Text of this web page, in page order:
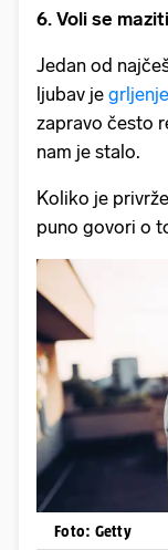
6. Voli se
Jedan od
ljubav je
zapravo često
nam je stalo.
Koliko je
puno govori o
Foto: Getty